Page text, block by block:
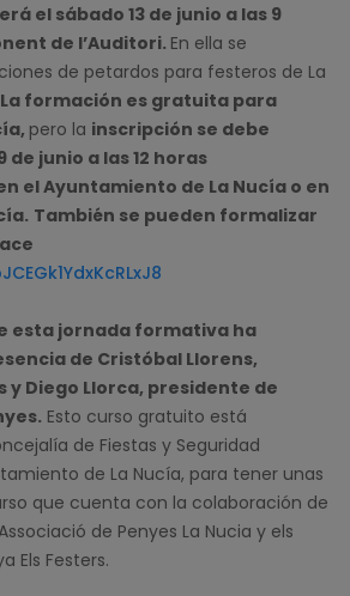
el sábado 13 de junio a las 9
de l’Auditori. En ella se
de petardos para festeros de La
La formación es gratuita para
pero la inscripción se debe
junio a las 12 horas
el Ayuntamiento de La Nucía o en
También se pueden formalizar
esta jornada formativa ha
de Cristóbal Llorens,
y Diego Llorca, presidente de
Esto curso gratuito está
de Fiestas y Seguridad
de La Nucía, para tener unas
que cuenta con la colaboración de
de Penyes La Nucia y els
Els Festers.